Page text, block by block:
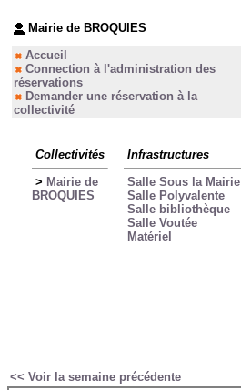
Mairie de BROQUIES
Accueil
Connection à l'administration des
réservations
Demander une réservation à la
collectivité
Collectivités
> Mairie de
BROQUIES
Infrastructures
Salle Sous la Mairie
Salle Polyvalente
Salle bibliothèque
Salle Voutée
Matériel
<< Voir la semaine précédente